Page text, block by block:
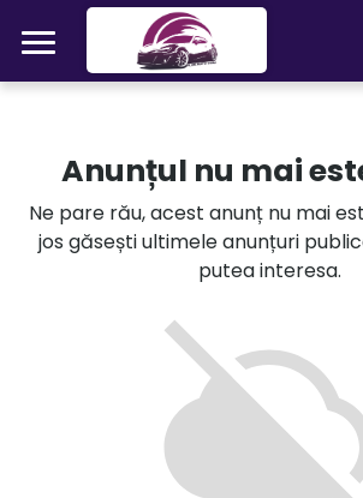
Mergi direct la conținutul principal
Autoturisme
Motociclete
Autoutilitare
Alte tipuri vehicule
Anunțul nu mai
Ne pare rău, acest anunț nu mai
jos găsești ultimele anunțuri
putea interesa.